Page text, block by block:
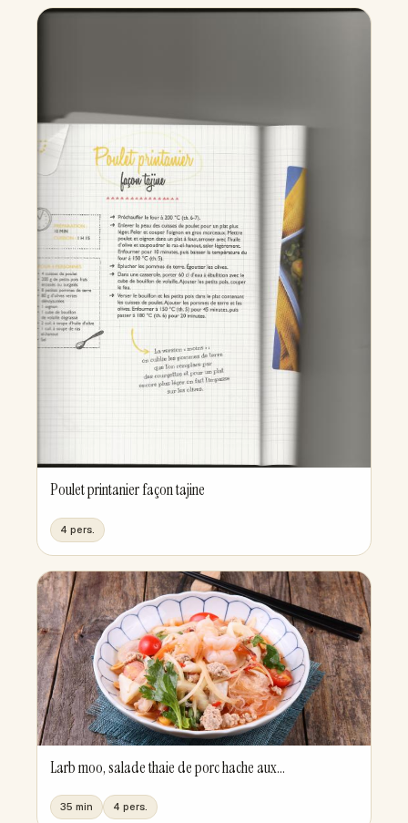
Poulet printanier façon tajine
4 pers.
Larb moo, salade thaie de porc hache aux...
35 min 4 pers.